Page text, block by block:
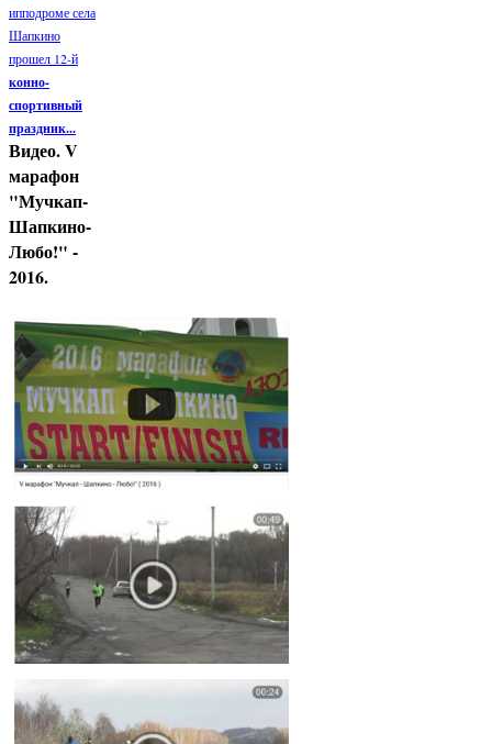
ипподроме села
Шапкино
прошел 12-й
конно-
спортивный
праздник...
Видео. V
марафон
"Мучкап-
Шапкино-
Любо!" -
2016.